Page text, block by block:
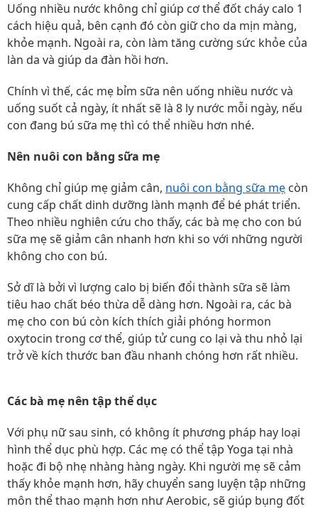
Uống nhiều nước không chỉ giúp cơ thể đốt cháy calo 1
cách hiệu quả, bên cạnh đó còn giữ cho da mịn màng,
khỏe mạnh. Ngoài ra, còn làm tăng cường sức khỏe của
làn da và giúp da đàn hồi hơn.
Chính vì thế, các mẹ bỉm sữa nên uống nhiều nước và
uống suốt cả ngày, ít nhất sẽ là 8 ly nước mỗi ngày, nếu
con đang bú sữa mẹ thì có thể nhiều hơn nhé.
Nên nuôi con bằng sữa mẹ
Không chỉ giúp mẹ giảm cân, nuôi con bằng sữa mẹ còn
cung cấp chất dinh dưỡng lành mạnh để bé phát triển.
Theo nhiều nghiên cứu cho thấy, các bà mẹ cho con bú
sữa mẹ sẽ giảm cân nhanh hơn khi so với những người
không cho con bú.
Sở dĩ là bởi vì lượng calo bị biến đổi thành sữa sẽ làm
tiêu hao chất béo thừa dễ dàng hơn. Ngoài ra, các bà
mẹ cho con bú còn kích thích giải phóng hormon
oxytocin trong cơ thể, giúp tử cung co lại và thu nhỏ lại
trở về kích thước ban đầu nhanh chóng hơn rất nhiều.
Các bà mẹ nên tập thể dục
Với phụ nữ sau sinh, có không ít phương pháp hay loại
hình thể dục phù hợp. Các mẹ có thể tập Yoga tại nhà
hoặc đi bộ nhẹ nhàng hàng ngày. Khi người mẹ sẽ cảm
thấy khỏe mạnh hơn, hãy chuyển sang luyện tập những
môn thể thao mạnh hơn như Aerobic, sẽ giúp bụng đốt